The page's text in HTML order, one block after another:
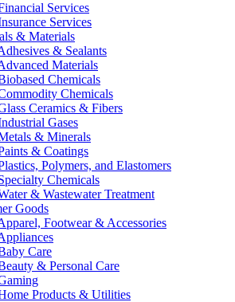
Services
Services
& Materials
& Sealants
Materials
Chemicals
Chemicals
Ceramics & Fibers
Gases
& Minerals
& Coatings
Polymers, and Elastomers
Chemicals
& Wastewater Treatment
Goods
Footwear & Accessories
Care
& Personal Care
Products & Utilities